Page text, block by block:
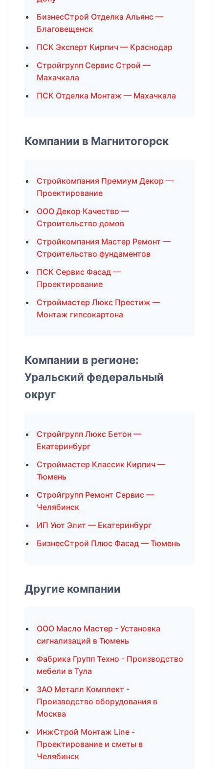
БизнесСтрой Отделка Альянс —
Благовещенск
ПСК Эксперт Кирпич — Краснодар
Стройгрупп Сервис Строй —
Махачкала
ПСК Отделка Монтаж — Махачкала
Компании в Магнитогорск
Стройкомпания Премиум Декор —
Проектирование
ООО Декор Качество —
Строительство домов
Стройкомпания Мастер Ремонт —
Строительство фундаментов
ПСК Сервис Фасад —
Проектирование
Строймастер Люкс Престиж —
Монтаж гипсокартона
Компании в регионе:
Уральский федеральный
округ
Стройгрупп Люкс Бетон —
Екатеринбург
Строймастер Классик Кирпич —
Тюмень
Стройгрупп Ремонт Сервис —
Челябинск
ИП Уют Элит — Екатеринбург
БизнесСтрой Плюс Фасад — Тюмень
Другие компании
ООО Масло Мастер - Установка
сигнализаций в Тюмень
Фабрика Групп Техно - Производство
мебели в Тула
ЗАО Металл Комплект -
Производство оборудования в
Москва
ИнжСтрой Монтаж Line -
Проектирование и сметы в
Челябинск